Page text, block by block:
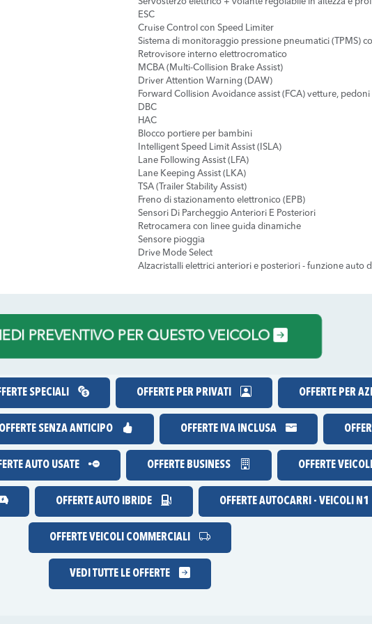
ESC
Cruise Control con Speed Limiter
Sistema di monitoraggio pressione pneumatici (TPMS)
Retrovisore interno elettrocromatico
MCBA (Multi-Collision Brake Assist)
Driver Attention Warning (DAW)
Forward Collision Avoidance assist (FCA) vetture, pedoni
DBC
HAC
Blocco portiere per bambini
Intelligent Speed Limit Assist (ISLA)
Lane Following Assist (LFA)
Lane Keeping Assist (LKA)
TSA (Trailer Stability Assist)
Freno di stazionamento elettronico (EPB)
Sensori Di Parcheggio Anteriori E Posteriori
Retrocamera con linee guida dinamiche
Sensore pioggia
Drive Mode Select
Alzacristalli elettrici anteriori e posteriori - funzione auto
PREVENTIVO PER QUESTO VEICOLO
SPECIALI OFFERTE PER PRIVATI OFFERTE PER
OFFERTESENZA ANTICIPO OFFERTE IVA INCLUSA
AUTO USATE OFFERTE BUSINESS OFFERTE
OFFERTE AUTO IBRIDE OFFERTE AUTOCARRI - VEICOLI N1
OFFERTE VEICOLI COMMERCIALI
VEDI TUTTE LE OFFERTE